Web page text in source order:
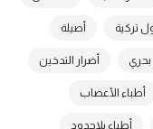
تركية أصيلة
بحري أضرار التدخين
أطباء الأعصاب
أطباء بلاحدود